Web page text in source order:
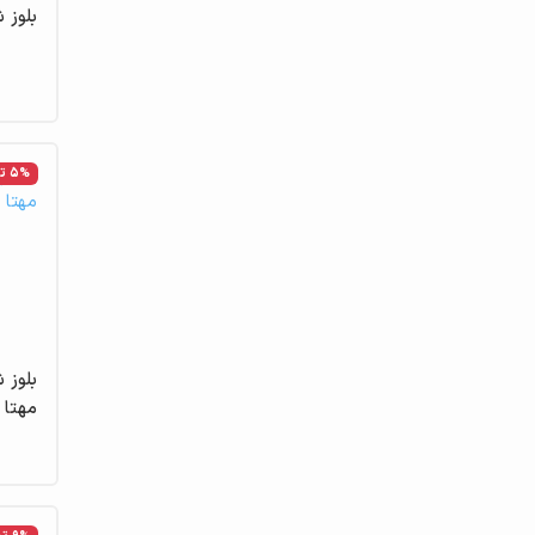
بلوز
عدم
5% تخفیف
مهتا